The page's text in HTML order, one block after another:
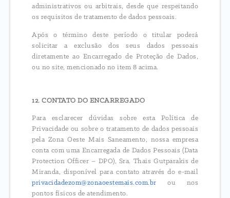
administrativos ou arbitrais, desde que respeitando
os requisitos de tratamento de dados pessoais.
Após o término deste período o titular poderá
solicitar a exclusão dos seus dados pessoais
diretamente ao Encarregado de Proteção de Dados,
ou no site, mencionado no item 8 acima.
12. CONTATO DO ENCARREGADO
Para esclarecer dúvidas sobre esta Política de
Privacidade ou sobre o tratamento de dados pessoais
pela Zona Oeste Mais Saneamento, nossa empresa
conta com uma Encarregada de Dados Pessoais (Data
Protection Officer – DPO), Sra. Thais Gutparakis de
Miranda, disponível para contato através do e-mail
privacidadezom@zonaoestemais.com.br ou nos
pontos físicos de atendimento.